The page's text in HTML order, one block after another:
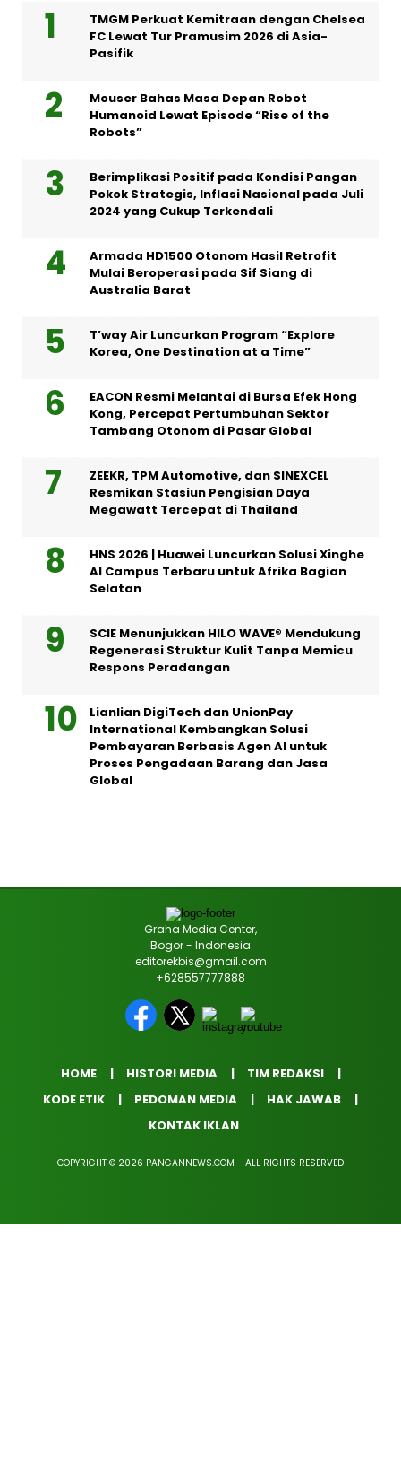
TMGM Perkuat Kemitraan dengan Chelsea
FC Lewat Tur Pramusim 2026 di Asia-
Pasifik
Mouser Bahas Masa Depan Robot
Humanoid Lewat Episode “Rise of the
Robots”
Berimplikasi Positif pada Kondisi Pangan
Pokok Strategis, Inflasi Nasional pada Juli
2024 yang Cukup Terkendali
Armada HD1500 Otonom Hasil Retrofit
Mulai Beroperasi pada Sif Siang di
Australia Barat
T’way Air Luncurkan Program “Explore
Korea, One Destination at a Time”
EACON Resmi Melantai di Bursa Efek Hong
Kong, Percepat Pertumbuhan Sektor
Tambang Otonom di Pasar Global
ZEEKR, TPM Automotive, dan SINEXCEL
Resmikan Stasiun Pengisian Daya
Megawatt Tercepat di Thailand
HNS 2026 | Huawei Luncurkan Solusi Xinghe
AI Campus Terbaru untuk Afrika Bagian
Selatan
SCIE Menunjukkan HILO WAVE® Mendukung
Regenerasi Struktur Kulit Tanpa Memicu
Respons Peradangan
Lianlian DigiTech dan UnionPay
International Kembangkan Solusi
Pembayaran Berbasis Agen AI untuk
Proses Pengadaan Barang dan Jasa
Global
Graha Media Center,
Bogor - Indonesia
editorekbis@gmail.com
+628557777888
HOME HISTORI MEDIA
TIM REDAKSI
KODE ETIK
PEDOMAN MEDIA
HAK JAWAB
KONTAK IKLAN
COPYRIGHT © 2026 PANGANNEWS.COM - ALL RIGHTS RESERVED